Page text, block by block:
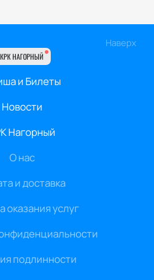
Наверх
КРК НАГОРНЫЙ
и Билеты
Новости
Нагорный
О нас
и доставка
оказания услуг
подлинности